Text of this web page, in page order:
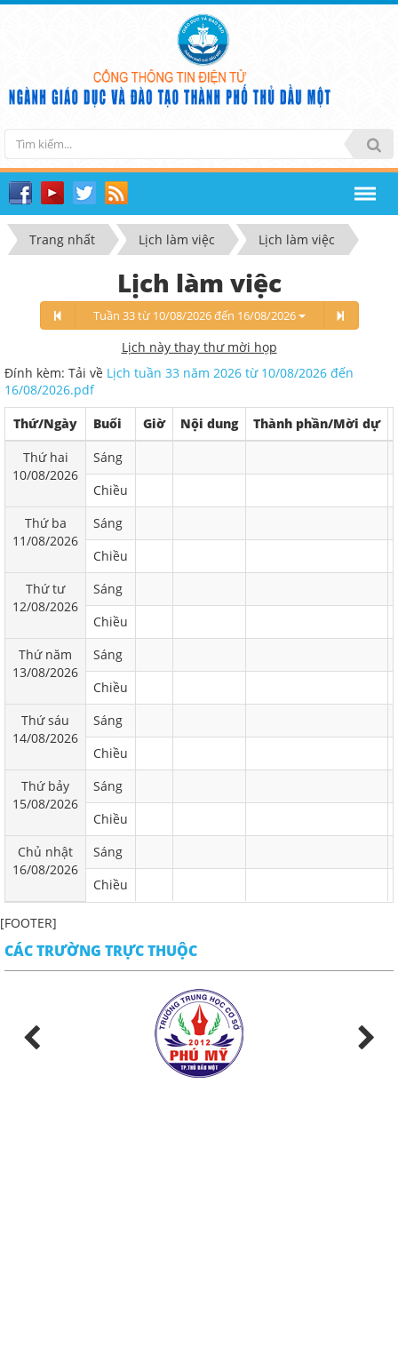
Trang nhất Lịch làm việc Lịch làm việc
Lịch làm việc
Tuần 33 từ 10/08/2026 đến 16/08/2026
Lịch này thay thư mời họp
Đính kèm: Tải về Lịch tuần 33 năm 2026 từ 10/08/2026 đến
16/08/2026.pdf
Thứ/Ngày
Buổi Giờ Nội dung Thành phần/Mời dự
Thứ hai
10/08/2026
Sáng
Chiều
Thứ ba
11/08/2026
Sáng
Chiều
Thứ tư
12/08/2026
Sáng
Chiều
Thứ năm
13/08/2026
Sáng
Chiều
Thứ sáu
14/08/2026
Sáng
Chiều
Thứ bảy
15/08/2026
Sáng
Chiều
Chủ nhật
16/08/2026
Sáng
Chiều
[FOOTER]
CÁC TRƯỜNG TRỰC THUỘC